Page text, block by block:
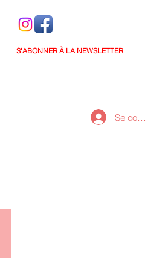
S'ABONNER À LA NEWSLETTER
Se connecter